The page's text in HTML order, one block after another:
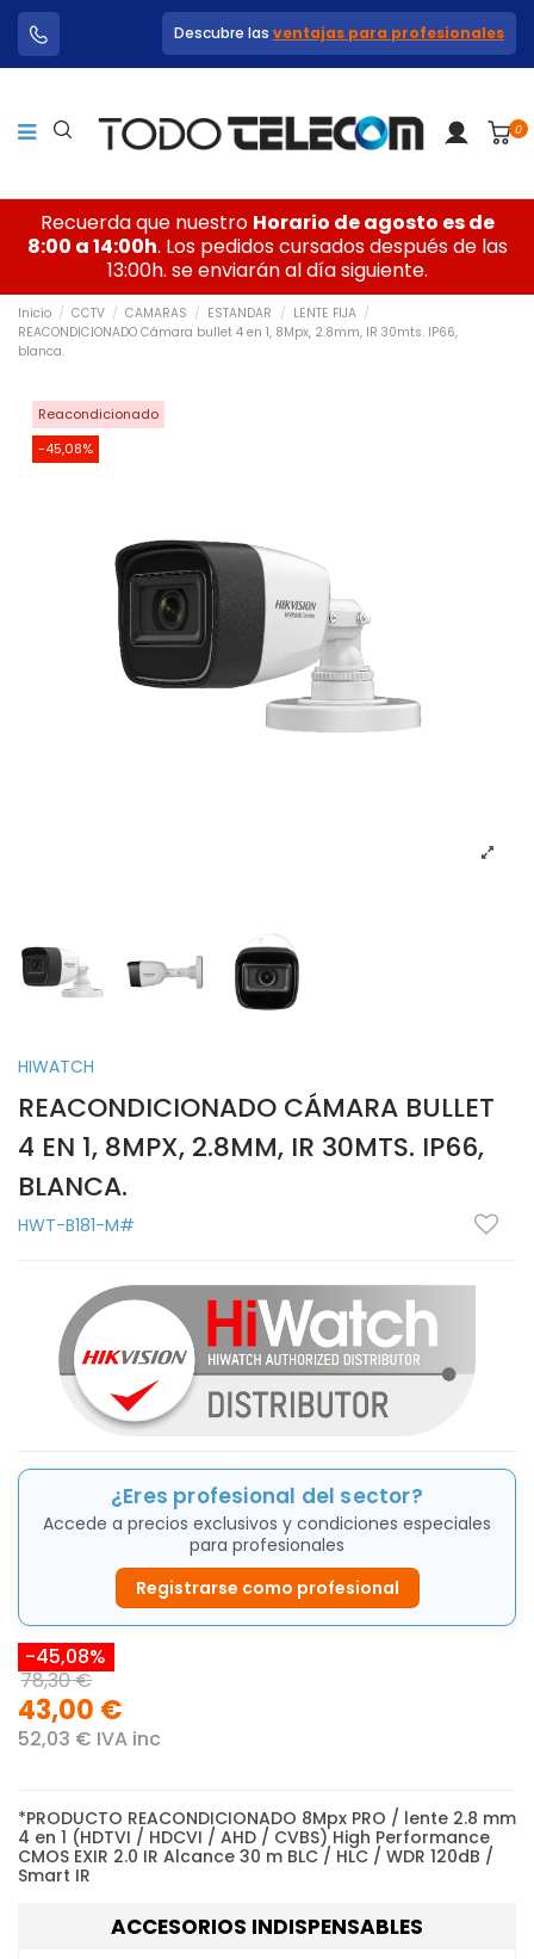
Descubre las ventajas para profesionales
0
Recuerda que nuestro Horario de agosto es de
8:00 a 14:00h. Los pedidos cursados después de las
13:00h. se enviarán al día siguiente.
Inicio CCTV CAMARAS ESTANDAR
LENTE FIJA
REACONDICIONADO Cámara bullet 4 en 1, 8Mpx, 2.8mm, IR 30mts. IP66,
blanca.
Reacondicionado
-45,08%
HIWATCH
REACONDICIONADO CÁMARA BULLET
4 EN 1, 8MPX, 2.8MM, IR 30MTS. IP66,
BLANCA.
HWT-B181-M#
¿Eres profesional del sector?
Accede a precios exclusivos y condiciones especiales
para profesionales
Registrarse como profesional
-45,08%
78,30 €
43,00 €
52,03 € IVA inc
*PRODUCTO REACONDICIONADO 8Mpx PRO / lente 2.8 mm
4 en 1 (HDTVI / HDCVI / AHD / CVBS) High Performance
CMOS EXIR 2.0 IR Alcance 30 m BLC / HLC / WDR 120dB /
Smart IR
ACCESORIOS INDISPENSABLES